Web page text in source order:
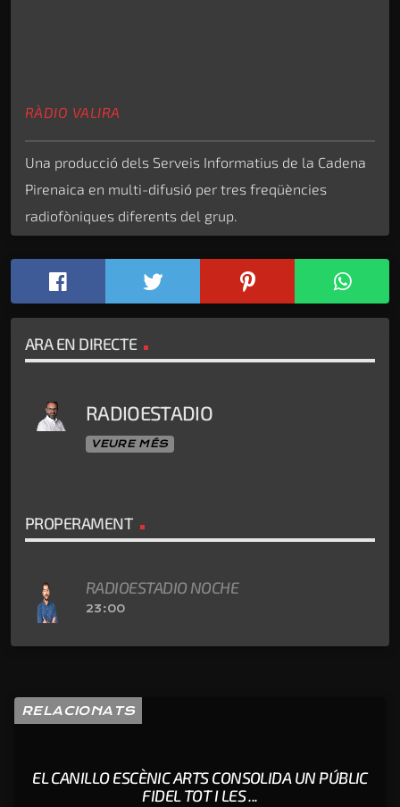
RÀDIO VALIRA
Una producció dels Serveis Informatius de la Cadena
Pirenaica en multi-difusió per tres freqüències
radiofòniques diferents del grup.
ARA EN DIRECTE
RADIOESTADIO
VEURE MÉS
PROPERAMENT
RADIOESTADIO NOCHE
23:00
RELACIONATS
EL CANILLO ESCÈNIC ARTS CONSOLIDA UN PÚBLIC
FIDEL TOT I LES ...